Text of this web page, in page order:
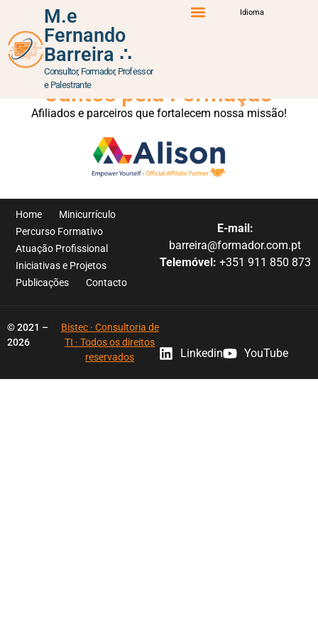
M.e
Fernando
Barreira ∴
Consultor, Formador, Professor
e Palestrante
Idioma
Teste – E-learning
Juntos pela Formação
Afiliados e parceiros que fortalecem nossa missão!
Home
Minicurrículo
Percurso Formativo
Atuação Profissional
Iniciativas e Projetos
Publicações
Contacto
E-mail:
barreira@formador.com.pt
Telemóvel: +351 911 850 873
© 2021 –
2026
Bistec · Consultoria de
TI · Todos os direitos
reservados
Linkedin YouTube